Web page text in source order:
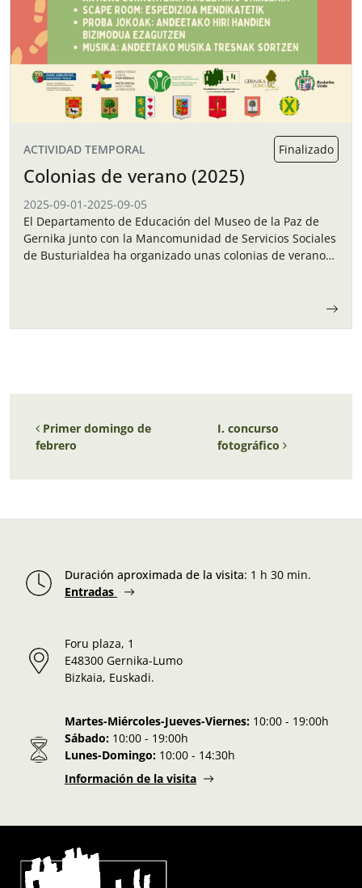
ACTIVIDAD TEMPORAL Finalizado
Colonias de verano (2025)
2025-09-01-2025-09-05
El Departamento de Educación del Museo de la Paz de
Gernika junto con la Mancomunidad de Servicios Sociales
de Busturialdea ha organizado unas colonias de verano
Navegación de entradas
Primer domingo de
febrero
I. concurso
fotográfico
Duración aproximada de la visita: 1 h 30 min.
Entradas
Foru plaza, 1
E48300 Gernika-Lumo
Bizkaia, Euskadi.
Martes-Miércoles-Jueves-Viernes: 10:00 - 19:00h
Sábado: 10:00 - 19:00h
Lunes-Domingo: 10:00 - 14:30h
Información de la visita